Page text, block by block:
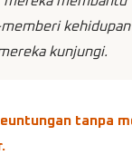
kehidupan
kunjungi.
tanpa